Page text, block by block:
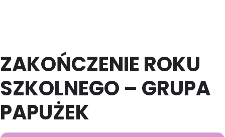
ZAKOŃCZENIE ROKU
SZKOLNEGO – GRUPA
PAPUŻEK